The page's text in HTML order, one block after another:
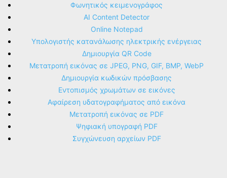
Φωνητικός κειμενογράφος
AI Content Detector
Online Notepad
Υπολογιστής κατανάλωσης ηλεκτρικής ενέργειας
Δημιουργία QR Code
Μετατροπή εικόνας σε JPEG, PNG, GIF, BMP, WebP
Δημιουργία κωδικών πρόσβασης
Εντοπισμός χρωμάτων σε εικόνες
Αφαίρεση υδατογραφήματος από εικόνα
Μετατροπή εικόνας σε PDF
Ψηφιακή υπογραφή PDF
Συγχώνευση αρχείων PDF